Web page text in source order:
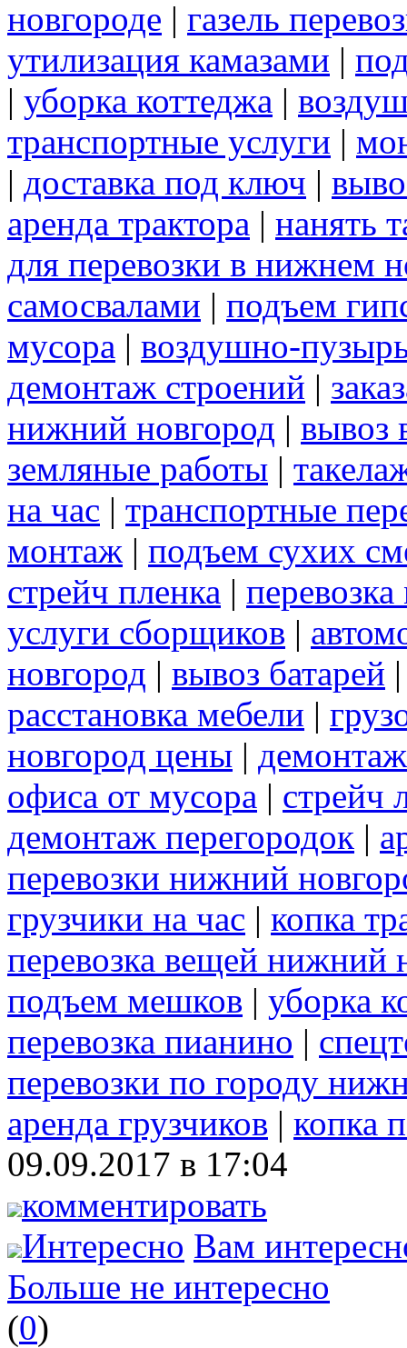
новгороде | газель
утилизация камазами |
| уборка коттеджа |
транспортные услуги |
| доставка под ключ |
аренда трактора | нанять
для перевозки в нижнем
самосвалами | подъем
мусора | воздушно-
демонтаж строений |
нижний новгород | вывоз
земляные работы |
на час | транспортные
монтаж | подъем сухих
стрейч пленка |
услуги сборщиков |
новгород | вывоз батарей
расстановка мебели |
новгород цены | демонтаж
офиса от мусора | стрейч
демонтаж перегородок |
перевозки нижний
грузчики на час | копка
перевозка вещей нижний
подъем мешков | уборка
перевозка пианино |
перевозки по городу
аренда грузчиков | копка
09.09.2017 в 17:04
комментировать
Интересно Вам
Больше не интересно
(0)